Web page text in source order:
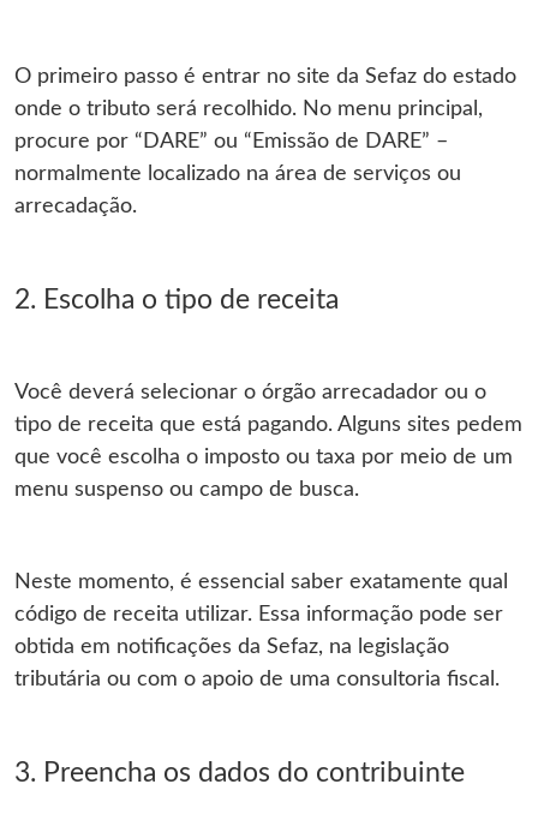
O primeiro passo é entrar no site da Sefaz do estado
onde o tributo será recolhido. No menu principal,
procure por “DARE” ou “Emissão de DARE” –
normalmente localizado na área de serviços ou
arrecadação.
2. Escolha o tipo de receita
Você deverá selecionar o órgão arrecadador ou o
tipo de receita que está pagando. Alguns sites pedem
que você escolha o imposto ou taxa por meio de um
menu suspenso ou campo de busca.
Neste momento, é essencial saber exatamente qual
código de receita utilizar. Essa informação pode ser
obtida em notificações da Sefaz, na legislação
tributária ou com o apoio de uma consultoria fiscal.
3. Preencha os dados do contribuinte